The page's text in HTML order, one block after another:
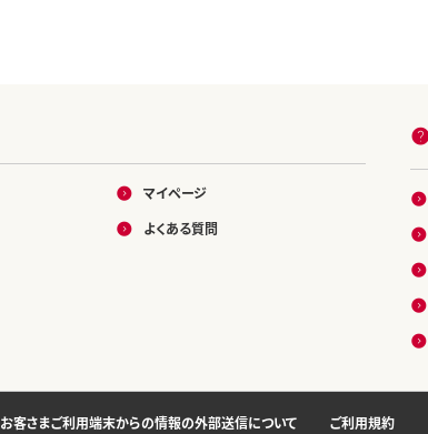
マイページ
よくある質問
お客さまご利用端末からの情報の外部送信について ご利用規約